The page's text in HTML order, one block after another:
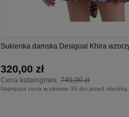
Sukienka damska Desigual Khira
Cena katalogowa: 749,00 zł
320,00 zł
Najniższa cena w okresie 30 dni przed obniżką: